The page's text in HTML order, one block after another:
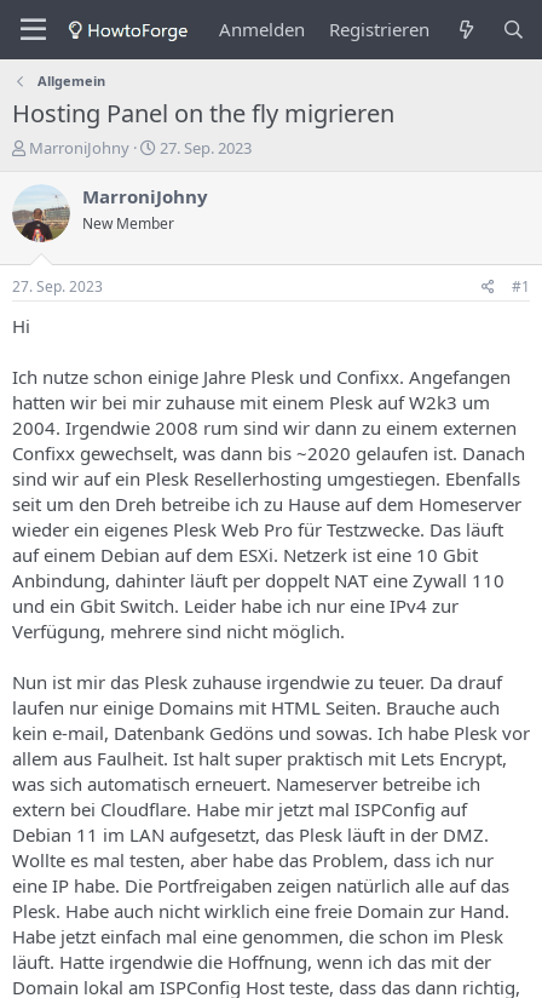
Anmelden Registrieren
Allgemein
Hosting Panel on the fly migrieren
E
s
t
e
l
e
r
s
T
h
e
m
a
s
MarroniJohny
E
s
t
e
d
a
t
u
m
27. Sep. 2023
MarroniJohny
New Member
27. Sep. 2023 #1
Hi
Ich nutze schon einige Jahre Plesk und Confixx. Angefangen
hatten wir bei mir zuhause mit einem Plesk auf W2k3 um
2004. Irgendwie 2008 rum sind wir dann zu einem externen
Confixx gewechselt, was dann bis ~2020 gelaufen ist. Danach
sind wir auf ein Plesk Resellerhosting umgestiegen. Ebenfalls
seit um den Dreh betreibe ich zu Hause auf dem Homeserver
wieder ein eigenes Plesk Web Pro für Testzwecke. Das läuft
auf einem Debian auf dem ESXi. Netzerk ist eine 10 Gbit
Anbindung, dahinter läuft per doppelt NAT eine Zywall 110
und ein Gbit Switch. Leider habe ich nur eine IPv4 zur
Verfügung, mehrere sind nicht möglich.
Nun ist mir das Plesk zuhause irgendwie zu teuer. Da drauf
laufen nur einige Domains mit HTML Seiten. Brauche auch
kein e-mail, Datenbank Gedöns und sowas. Ich habe Plesk vor
allem aus Faulheit. Ist halt super praktisch mit Lets Encrypt,
was sich automatisch erneuert. Nameserver betreibe ich
extern bei Cloudflare. Habe mir jetzt mal ISPConfig auf
Debian 11 im LAN aufgesetzt, das Plesk läuft in der DMZ.
Wollte es mal testen, aber habe das Problem, dass ich nur
eine IP habe. Die Portfreigaben zeigen natürlich alle auf das
Plesk. Habe auch nicht wirklich eine freie Domain zur Hand.
Habe jetzt einfach mal eine genommen, die schon im Plesk
läuft. Hatte irgendwie die Hoffnung, wenn ich das mit der
Domain lokal am ISPConfig Host teste, dass das dann richtig,